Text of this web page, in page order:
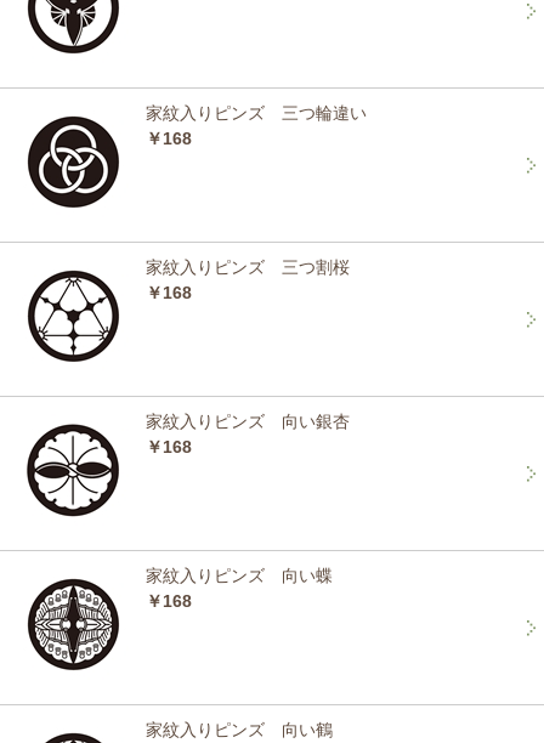
家紋入りピンズ 三つ輪違い
￥168
家紋入りピンズ 三つ割桜
￥168
家紋入りピンズ 向い銀杏
￥168
家紋入りピンズ 向い蝶
￥168
家紋入りピンズ 向い鶴